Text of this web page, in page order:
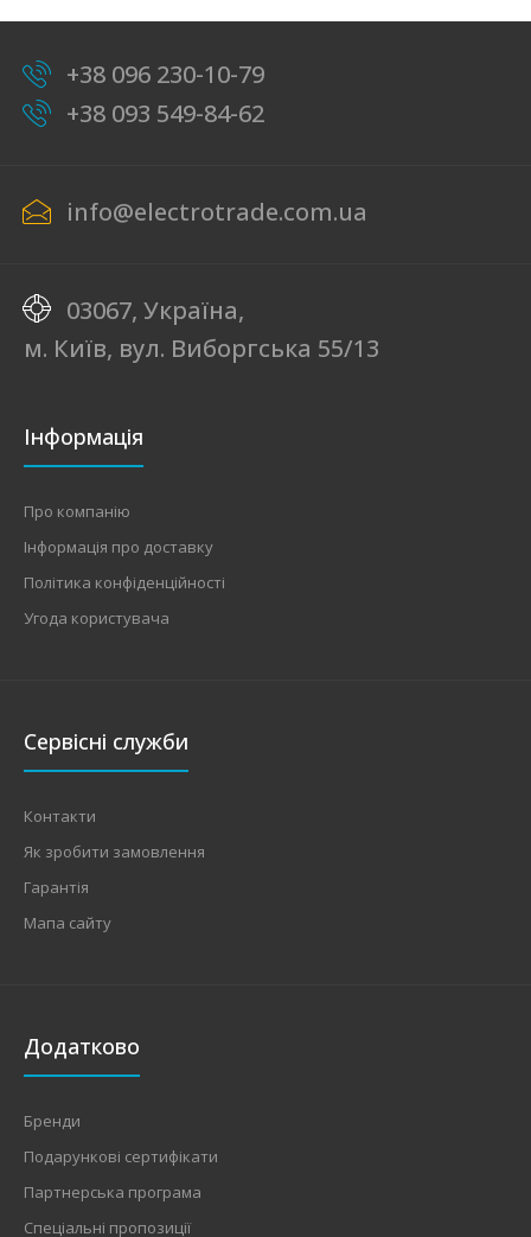
+38 096 230-10-79
+38 093 549-84-62
info@electrotrade.com.ua
03067, Україна,
м. Київ, вул. Виборгська 55/13
Інформація
Про компанію
Інформація про доставку
Політика конфіденційності
Угода користувача
Сервісні служби
Контакти
Як зробити замовлення
Гарантія
Мапа сайту
Додатково
Бренди
Подарункові сертифікати
Партнерська програма
Спеціальні пропозиції